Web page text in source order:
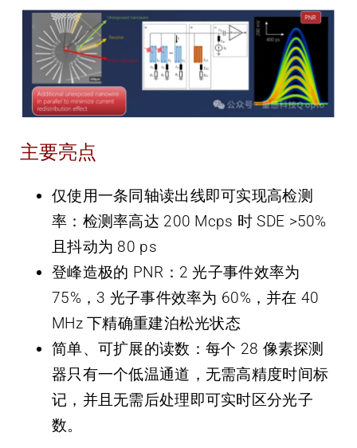
主要亮点
仅使用一条同轴读出线即可实现高检测
率：检测率高达 200 Mcps 时 SDE >50%
且抖动为 80 ps
登峰造极的 PNR：2 光子事件效率为
75%，3 光子事件效率为 60%，并在 40
MHz 下精确重建泊松光状态
简单、可扩展的读数：每个 28 像素探测
器只有一个低温通道，无需高精度时间标
记，并且无需后处理即可实时区分光子
数。